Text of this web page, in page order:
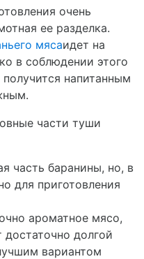
очень
ее разделка.
мясаидет на
в соблюдении этого
напитанным
части туши
часть баранины, но, в
для приготовления
ароматное мясо,
долгой
вариантом